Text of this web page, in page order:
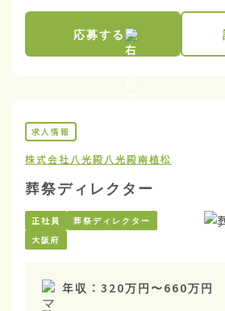
応募する
求人情報
株式会社八光殿 八光殿南植松
葬祭ディレクター
正社員
葬祭ディレクター
大阪府
年収： 320万円〜660万円